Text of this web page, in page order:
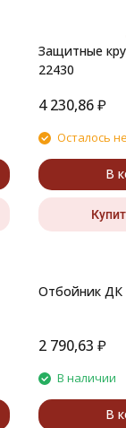
Защитные
22430
4 230,86₽
Осталось
В
Отбойник ДК
2 790,63 ₽
В наличии
В